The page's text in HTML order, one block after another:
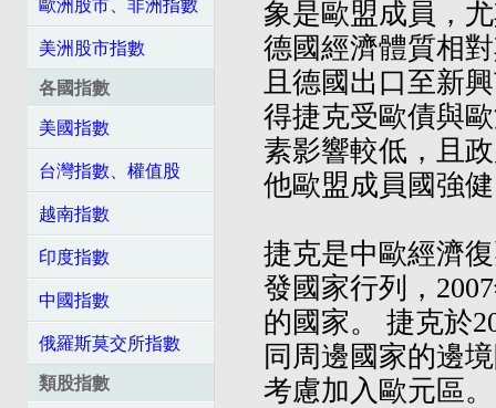
歐洲股市、非洲指數
美洲股市指數
各國指數
美國指數
台灣指數、權值股
越南指數
印度指數
中國指數
俄羅斯莫交所指數
類股指數
象是歐盟成員，
德國經濟體質相
且德國出口至新
得捷克受歐債與
素影響較低，且
他歐盟成員國強
捷克是中歐經濟
發國家行列，
的國家。 捷克於
同周邊國家的邊
考慮加入歐元區。